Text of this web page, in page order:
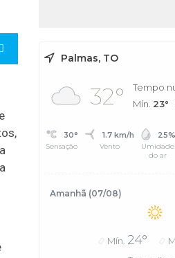
Palmas, TO
32°
Tempo
Mín. 23°
30°
Sensação
1.7 km/h
Vento
25%
Umidade
do ar
Amanhã (07/08)
Mín. 24°